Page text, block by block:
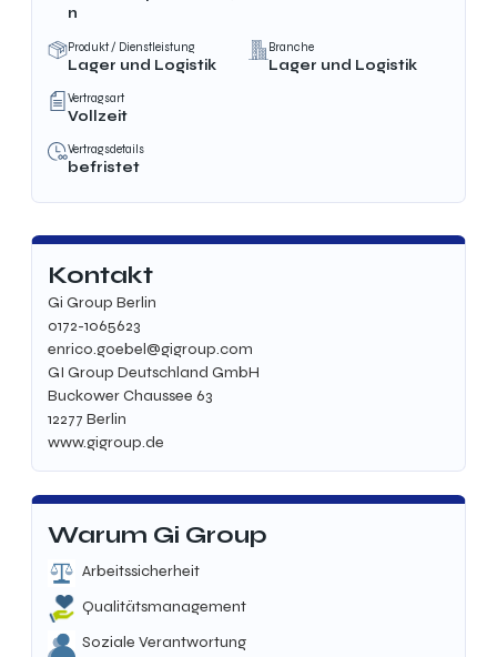
n
Produkt / Dienstleistung
Lager und Logistik
Branche
Lager und Logistik
Vertragsart
Vollzeit
Vertragsdetails
befristet
Kontakt
Gi Group Berlin
0172-1065623
enrico.goebel@gigroup.com
GI Group Deutschland GmbH
Buckower Chaussee 63
12277 Berlin
www.gigroup.de
Warum Gi Group
Arbeitssicherheit
Qualitätsmanagement
Soziale Verantwortung